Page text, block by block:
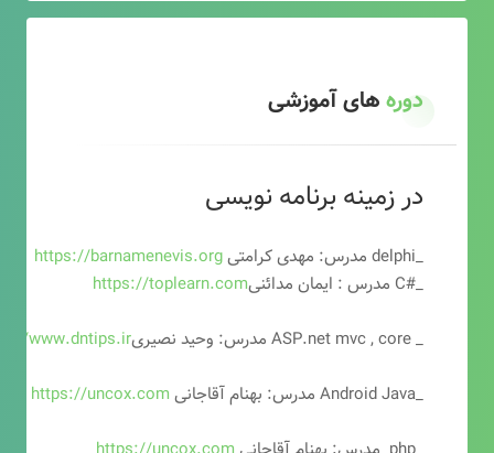
دورههای آموزشی
در زمینه برنامه نویسی
_delphi مدرس: مهدی کرامتی
https://barnamenevis.org
_#C مدرس : ایمان مدائنی
https://toplearn.com
_ ASP.net mvc , core مدرس: وحید نصیری
www.dntips.ir
_Android Java مدرس: بهنام آقاجانی
https://uncox.com